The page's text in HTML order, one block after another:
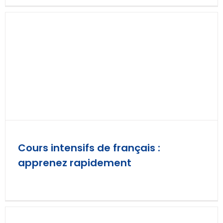
Cours intensifs de français :
apprenez rapidement